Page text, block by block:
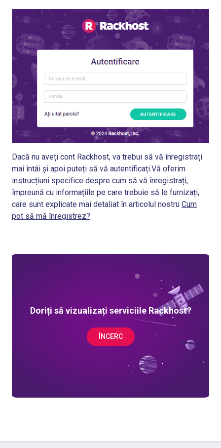
Dacă nu aveți cont Rackhost, va trebui să vă înregistrați
mai întâi și apoi puteți să vă autentificați.Vă oferim
instrucțiuni specifice despre cum să vă înregistrați,
împreună cu informațiile pe care trebuie să le furnizați,
care sunt explicate mai detaliat în articolul nostru Cum
pot să mă înregistrez?.
Doriți să vizualizați serviciile Rackhost?
ÎNCERC